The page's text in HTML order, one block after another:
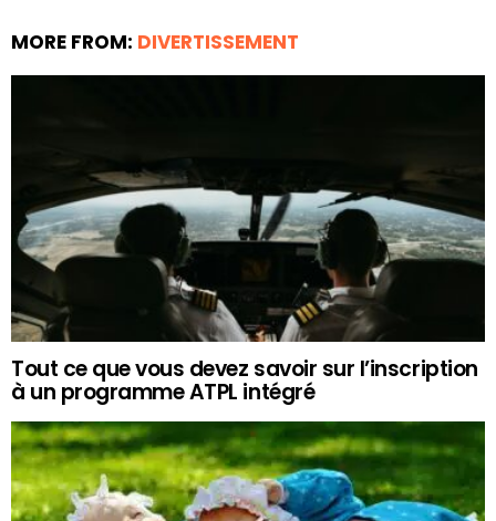
MORE FROM: DIVERTISSEMENT
Tout ce que vous devez savoir sur l’inscription
à un programme ATPL intégré